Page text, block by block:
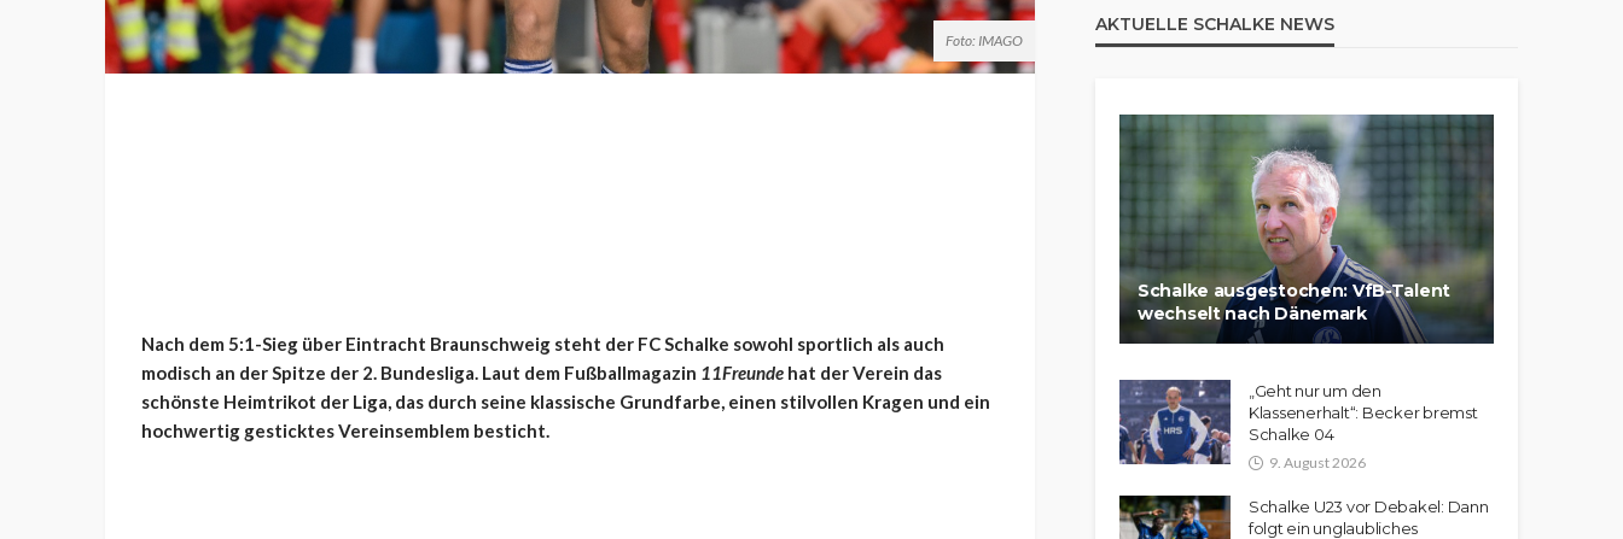
Foto: IMAGO
Nach dem 5:1-Sieg über Eintracht Braunschweig steht der FC Schalke sowohl sportlich als auch
modisch an der Spitze der 2. Bundesliga. Laut dem Fußballmagazin 11Freunde hat der Verein das
schönste Heimtrikot der Liga, das durch seine klassische Grundfarbe, einen stilvollen Kragen und ein
hochwertig gesticktes Vereinsemblem besticht.
AKTUELLE SCHALKE NEWS
Schalke ausgestochen: VfB-Talent
wechselt nach Dänemark
„Geht nur um den
Klassenerhalt“: Becker bremst
Schalke 04
9. August 2026
Schalke U23 vor Debakel: Dann
folgt ein unglaubliches